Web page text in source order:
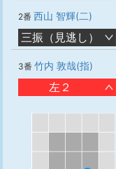
2番 西山 智輝(二)
三振（見逃し）
3番 竹内 敦哉(指)
左２